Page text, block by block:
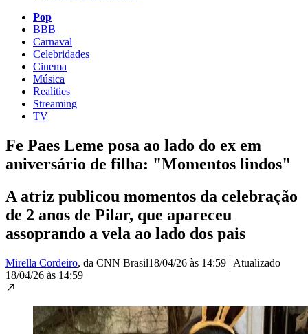
Pop
BBB
Carnaval
Celebridades
Cinema
Música
Realities
Streaming
TV
Fe Paes Leme posa ao lado do ex em
aniversário de filha: "Momentos lindos"
A atriz publicou momentos da celebração
de 2 anos de Pilar, que apareceu
assoprando a vela ao lado dos pais
Mirella Cordeiro, da CNN Brasil18/04/26 às 14:59 | Atualizado
18/04/26 às 14:59